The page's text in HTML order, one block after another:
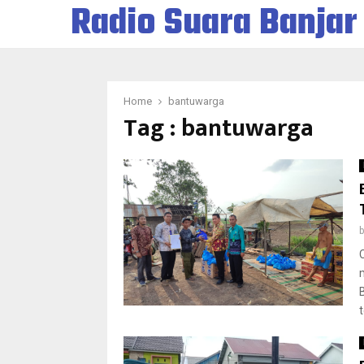
Radio Suara Banjar
Home bantuwarga
Tag : bantuwarga